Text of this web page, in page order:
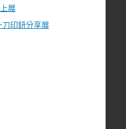
展
刀印鈕分享展